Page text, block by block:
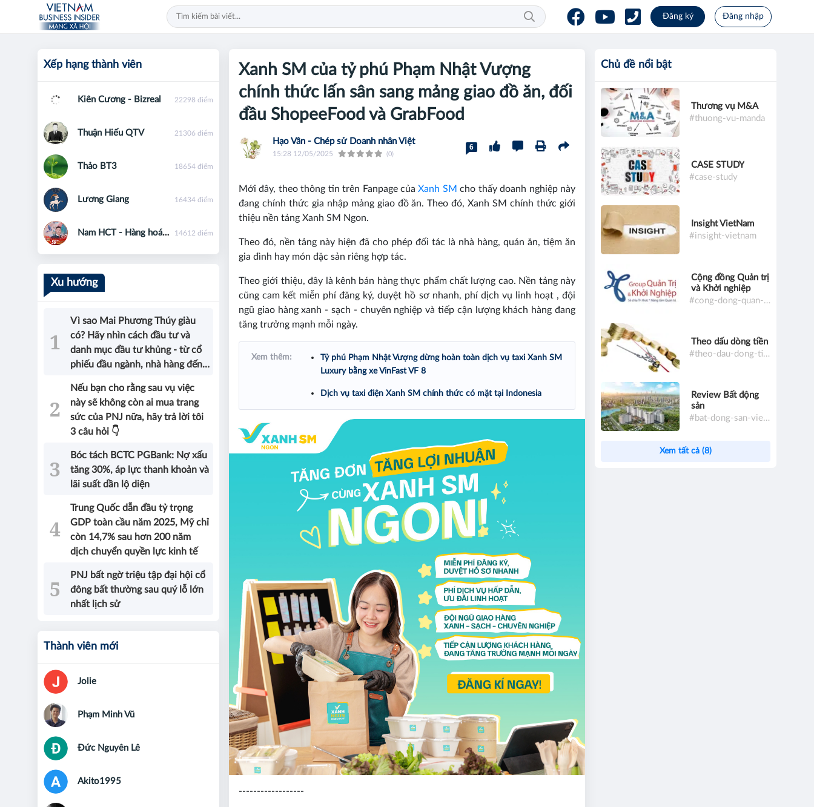
Đăng ký Đăng nhập
Xanh SM của tỷ phú Phạm Nhật Vượng
chính thức lấn sân sang mảng giao đồ ăn, đối
đầu ShopeeFood và GrabFood
Hạo Vân - Chép sử Doanh nhân Việt
15:28 12/05/2025 (0)
6
Mới đây, theo thông tin trên Fanpage củaXanh SM cho thấy doanh nghiệp này
đang chính thức gia nhập mảng giao đồ ăn. Theo đó, Xanh SM chính thức giới
thiệu nền tảng Xanh SM Ngon.
Theo đó, nền tảng này hiện đã cho phép đối tác là nhà hàng, quán ăn, tiệm ăn
gia đình hay món đặc sản riêng hợp tác.
Theo giới thiệu, đây là kênh bán hàng thực phẩm chất lượng cao. Nền tảng này
cũng cam kết miễn phí đăng ký, duyệt hồ sơ nhanh, phí dịch vụ linh hoạt , đội
ngũ giao hàng xanh - sạch - chuyên nghiệp và tiếp cận lượng khách hàng đang
tăng trưởng mạnh mỗi ngày.
Xem thêm:
Tỷ phú Phạm Nhật Vượng dừng hoàn toàn dịch vụ taxi Xanh SM
Luxury bằng xe VinFast VF 8
Dịch vụ taxi điện Xanh SM chính thức có mặt tại Indonesia
------------------
Xếp hạng thành viên
Kiên Cương - Bizreal 22298 điểm
Thuận Hiếu QTV 21306 điểm
Thảo BT3 18654 điểm
Lương Giang 16434 điểm
Nam HCT - Hàng hoá phái sinh - 0867091553 14612 điểm
Xu hướng
Vì sao Mai Phương Thúy giàu
có? Hãy nhìn cách đầu tư và
danh mục đầu tư khủng - từ cổ
phiếu đầu ngành, nhà hàng đến
được câu trả lời!
Nếu bạn cho rằng sau vụ việc
này sẽ không còn ai mua trang
sức của PNJ nữa, hãy trả lời tôi
3 câu hỏi 👇
Bóc tách BCTC PGBank: Nợ xấu
tăng 30%, áp lực thanh khoản và
lãi suất dần lộ diện
Trung Quốc dẫn đầu tỷ trọng
GDP toàn cầu năm 2025, Mỹ chỉ
còn 14,7% sau hơn 200 năm
dịch chuyển quyền lực kinh tế
PNJ bất ngờ triệu tập đại hội cổ
đông bất thường sau quý lỗ lớn
nhất lịch sử
Thành viên mới
Jolie
Phạm Minh Vũ
Đức Nguyên Lê
Akito1995
Chủ đề nổi bật
Thương vụ M&A
#thuong-vu-manda
CASE STUDY
#case-study
Insight VietNam
#insight-vietnam
Cộng đồng Quản trị
và Khởi nghiệp
#cong-dong-quan-tri-va-khoi-nghiep
Theo dấu dòng tiền
#theo-dau-dong-tien
Review Bất động
sản
#bat-dong-san-viet-nam
Xem tất cả (8)